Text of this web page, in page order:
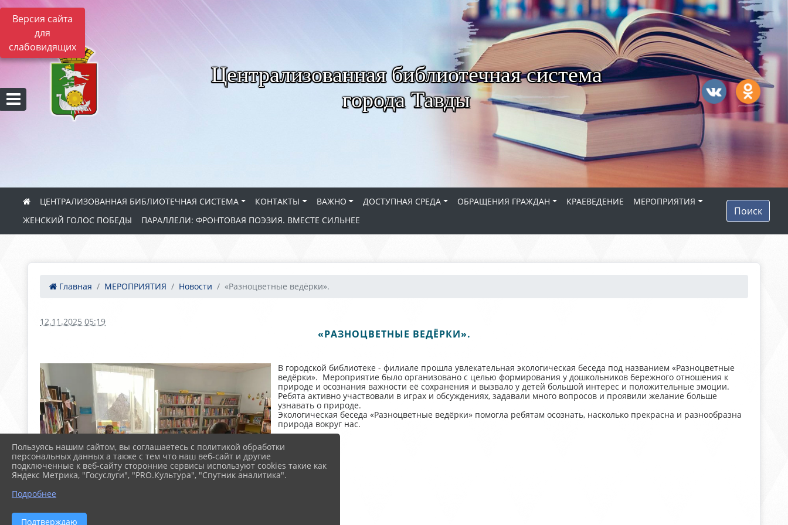
Версия сайта
для
слабовидящих
Централизованная библиотечная система
города Тавды
ЦЕНТРАЛИЗОВАННАЯ БИБЛИОТЕЧНАЯ СИСТЕМА КОНТАКТЫ ВАЖНО ДОСТУПНАЯ СРЕДА ОБРАЩЕНИЯ ГРАЖДАН КРАЕВЕДЕНИЕ
МЕРОПРИЯТИЯ
ЖЕНСКИЙ ГОЛОС ПОБЕДЫ
ПАРАЛЛЕЛИ: ФРОНТОВАЯ ПОЭЗИЯ. ВМЕСТЕ СИЛЬНЕЕ
Поиск
Главная МЕРОПРИЯТИЯ Новости «Разноцветные ведёрки».
12.11.2025 05:19
«РАЗНОЦВЕТНЫЕ ВЕДЁРКИ».
В городской библиотеке - филиале прошла увлекательная экологическая беседа под названием «Разноцветные
ведёрки». Мероприятие было организовано с целью формирования у дошкольников бережного отношения к
природе и осознания важности её сохранения и вызвало у детей большой интерес и положительные эмоции.
Ребята активно участвовали в играх и обсуждениях, задавали много вопросов и проявили желание больше
узнавать о природе.
Экологическая беседа «Разноцветные ведёрки» помогла ребятам осознать, насколько прекрасна и разнообразна
природа вокруг нас.
Пользуясь нашим сайтом, вы соглашаетесь с политикой обработки
персональных данных а также с тем что наш веб-сайт и другие
подключенные к веб-сайту сторонние сервисы используют cookies такие как
Яндекс Метрика, "Госуслуги", "PRO.Культура", "Спутник аналитика".
Подробнее
Подтверждаю